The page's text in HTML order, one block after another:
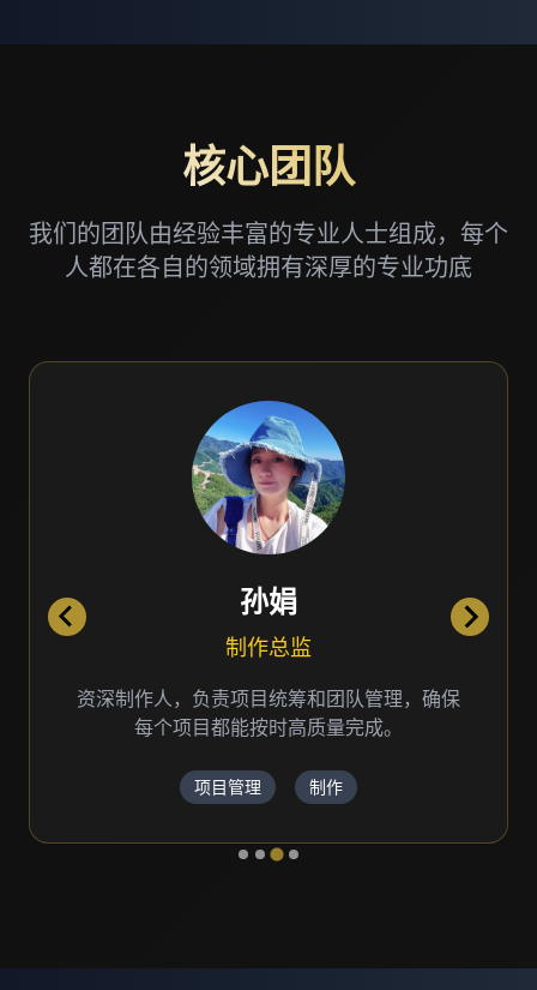
核心团队
我们的团队由经验丰富的专业人士组成，每个
人都在各自的领域拥有深厚的专业功底
孙娟
制作总监
资深制作人，负责项目统筹和团队管理，确保
每个项目都能按时高质量完成。
项目管理 制作